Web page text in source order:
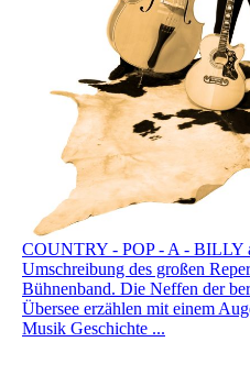
COUNTRY - POP - A - BILLY
Umschreibung des großen
Bühnenband. Die Neffen der
Übersee erzählen mit einem
Musik Geschichte ...